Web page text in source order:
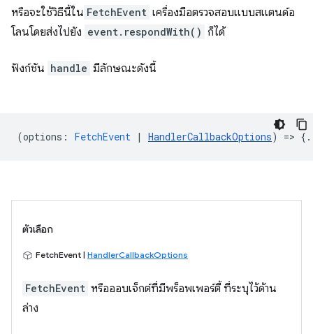
หรือจะใช้วิธีนี้ใน FetchEvent เครื่องมือตรวจสอบแบบสแตนด์อ
โลนโดยส่งไปยัง event.respondWith() ก็ได้
ฟังก์ชัน handle มีลักษณะดังนี้
(options : FetchEvent | HandlerCallbackOptions) =>
ตัวเลือก
FetchEvent | HandlerCallbackOptions
FetchEvent หรือออบเจ็กต์ที่มีพร็อพเพอร์ตี้ ที่ระบุไว้ด้าน
ล่าง